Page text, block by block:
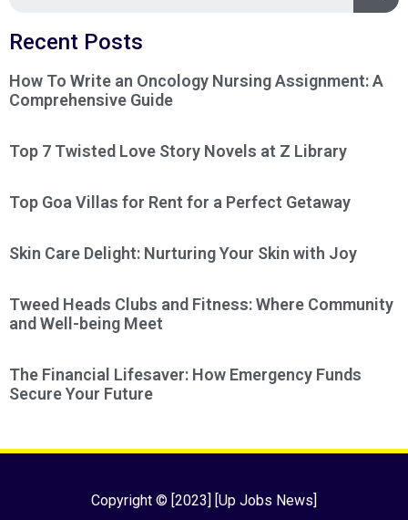
Recent Posts
How To Write an Oncology Nursing Assignment: A
Comprehensive Guide
Top 7 Twisted Love Story Novels at Z Library
Top Goa Villas for Rent for a Perfect Getaway
Skin Care Delight: Nurturing Your Skin with Joy
Tweed Heads Clubs and Fitness: Where Community
and Well-being Meet
The Financial Lifesaver: How Emergency Funds
Secure Your Future
Copyright © [2023] [Up Jobs News]